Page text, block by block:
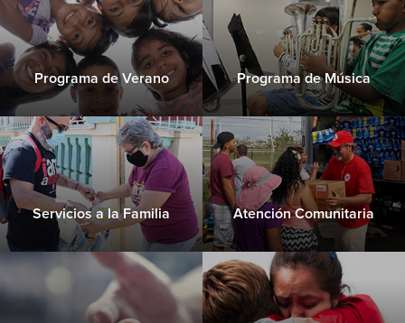
Programa de Verano Programa de Música
Servicios a la Familia Atención Comunitaria